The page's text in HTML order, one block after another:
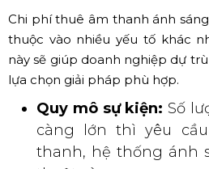
Chi phí thuê âm thanh ánh
thuộc vào nhiều yếu tố khác
này sẽ giúp doanh nghiệp dự
lựa chọn giải pháp phù hợp.
Quy mô sự kiện: Số
càng lớn thì yêu
thanh, hệ thống ánh